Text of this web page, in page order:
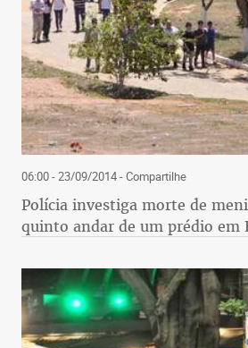
06:00 - 23/09/2014- Compartilhe
Polícia investiga morte de
quinto andar de um prédio em